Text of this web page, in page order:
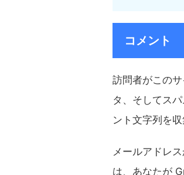
コメント
訪問者がこの
タ、そしてス
ント文字列を収
メールアドレ
は、あなたが